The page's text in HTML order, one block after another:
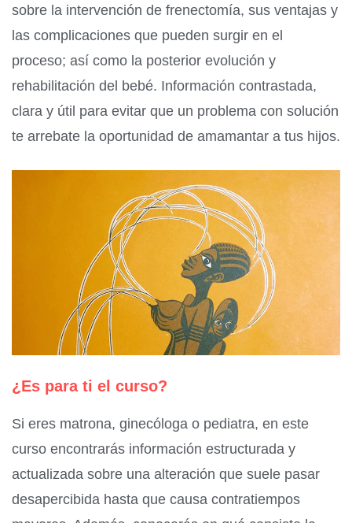
sobre la intervención de frenectomía, sus ventajas y
las complicaciones que pueden surgir en el
proceso; así como la posterior evolución y
rehabilitación del bebé. Información contrastada,
clara y útil para evitar que un problema con solución
te arrebate la oportunidad de amamantar a tus hijos.
¿Es para ti el curso?
Si eres matrona, ginecóloga o pediatra, en este
curso encontrarás información estructurada y
actualizada sobre una alteración que suele pasar
desapercibida hasta que causa contratiempos